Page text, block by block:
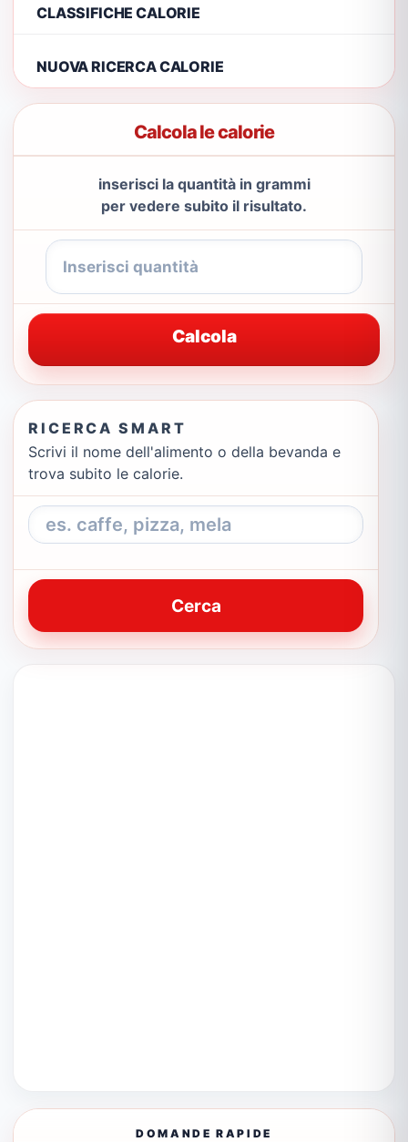
CLASSIFICHE CALORIE
NUOVA RICERCA CALORIE
Calcola le calorie
inserisci la quantità in grammi
per vedere subito il risultato.
Calcola
RICERCA SMART
Scrivi il nome dell'alimento o della bevanda e
trova subito le calorie.
Cerca
DOMANDE RAPIDE